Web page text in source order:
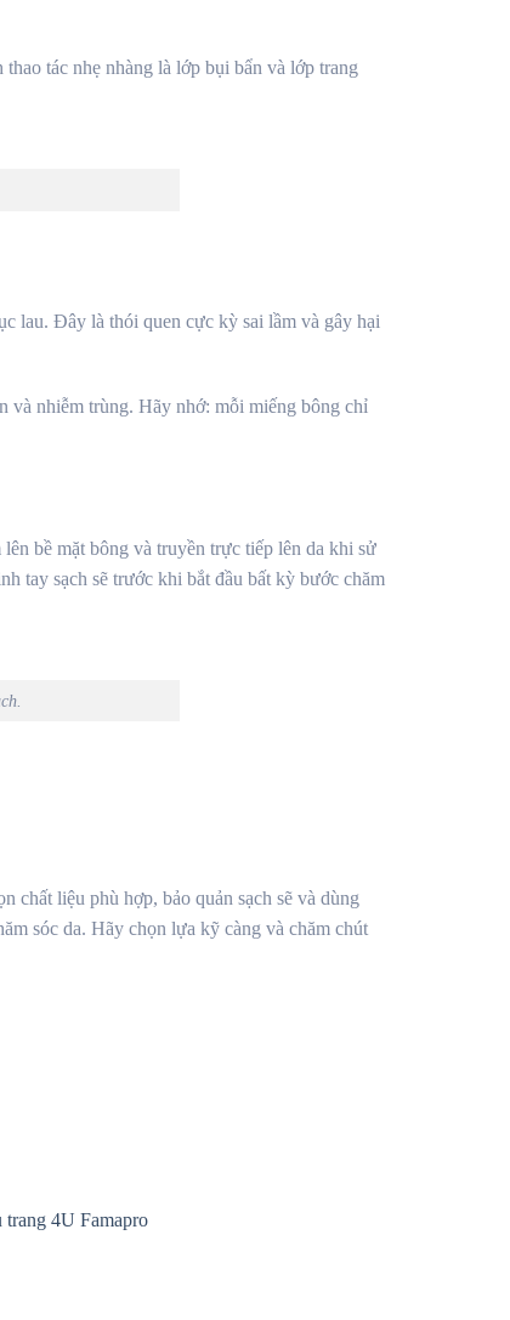
tác nhẹ nhàng là lớp bụi bẩn và lớp trang
lau. Đây là thói quen cực kỳ sai lầm và gây hại
và nhiễm trùng. Hãy nhớ: mỗi miếng bông chỉ
bề mặt bông và truyền trực tiếp lên da khi sử
tay sạch sẽ trước khi bắt đầu bất kỳ bước chăm
chất liệu phù hợp, bảo quản sạch sẽ và dùng
sóc da. Hãy chọn lựa kỹ càng và chăm chút